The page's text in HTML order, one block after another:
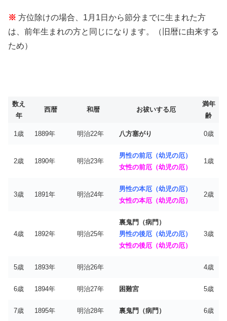
※ 方位除けの場合、1月1日から節分までに生まれた方
は、前年生まれの方と同じになります。（旧暦に由来する
ため）
数え
年
西暦 和暦 お祓いする厄
満年
齢
1歳 1889年 明治22年 八方塞がり 0歳
2歳 1890年 明治23年
男性の前厄（幼児の厄）
女性の前厄（幼児の厄）
1歳
3歳 1891年 明治24年
男性の本厄（幼児の厄）
女性の本厄（幼児の厄）
2歳
4歳 1892年 明治25年
裏鬼門（病門）
男性の後厄（幼児の厄）
女性の後厄（幼児の厄）
3歳
5歳 1893年 明治26年 4歳
6歳 1894年 明治27年 困難宮 5歳
7歳 1895年 明治28年 裏鬼門（病門） 6歳